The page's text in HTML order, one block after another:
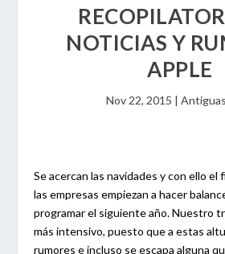
NOTICIAS Y
APPLE
Nov 22, 2015 | Antiguas
Se acercan las navidades y con ello el
las empresas empiezan a hacer
programar el siguiente año. Nuestro
más intensivo, puesto que a estas
rumores e incluso se escapa alguna